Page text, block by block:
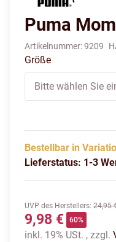
Puma
Artikelnummer:9209
Größe
Bitte wählen Sie
Bestellbar in
Lieferstatus: 1-3
UVP des Herstellers: 24,95
9,98 € 60%
inkl. 19% USt. , zzgl.